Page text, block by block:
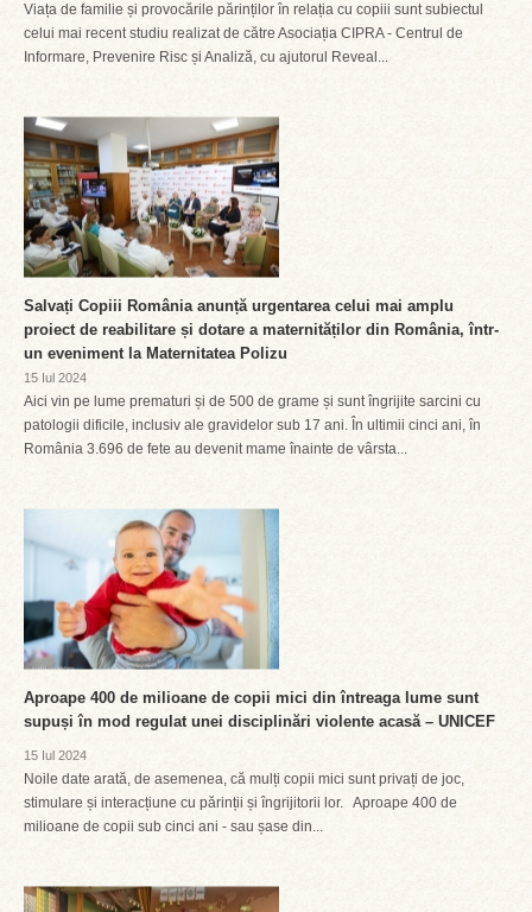
Viața de familie și provocările părinților în relația cu copiii sunt subiectul
celui mai recent studiu realizat de către Asociația CIPRA - Centrul de
Informare, Prevenire Risc și Analiză, cu ajutorul Reveal...
Salvați Copiii România anunță urgentarea celui mai amplu
proiect de reabilitare și dotare a maternităților din România, într-
un eveniment la Maternitatea Polizu
15 Iul 2024
Aici vin pe lume prematuri și de 500 de grame și sunt îngrijite sarcini cu
patologii dificile, inclusiv ale gravidelor sub 17 ani. În ultimii cinci ani, în
România 3.696 de fete au devenit mame înainte de vârsta...
Aproape 400 de milioane de copii mici din întreaga lume sunt
supuși în mod regulat unei disciplinări violente acasă – UNICEF
15 Iul 2024
Noile date arată, de asemenea, că mulți copii mici sunt privați de joc,
stimulare și interacțiune cu părinții și îngrijitorii lor. Aproape 400 de
milioane de copii sub cinci ani - sau șase din...